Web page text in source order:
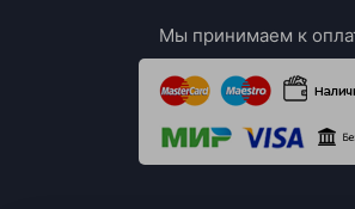
Мы принимаем к